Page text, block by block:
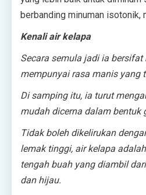
berbanding minuman isotonik,
Kenali air kelapa
Secara semula jadi ia bersifat
mempunyai rasa manis yang
Di samping itu, ia turut
mudah dicerna dalam bentuk
Tidak boleh dikelirukan
lemak tinggi, air kelapa
tengah buah yang diambil
dan hijau.